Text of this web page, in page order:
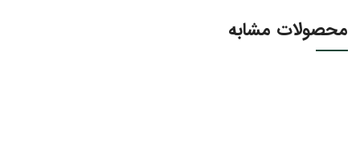
محصولات مشابه